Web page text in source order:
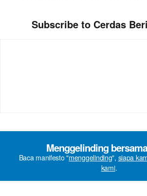
Subscribe to Cerdas
Menggelinding
Baca manifesto "menggelinding", siapa
kami.